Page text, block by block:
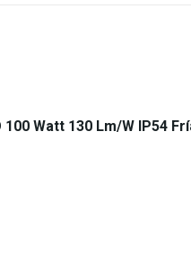
100 Watt 130 Lm/w IP54